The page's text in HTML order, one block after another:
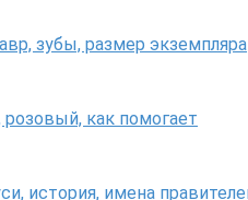
зубы, размер экземпляра
как помогает
история, имена